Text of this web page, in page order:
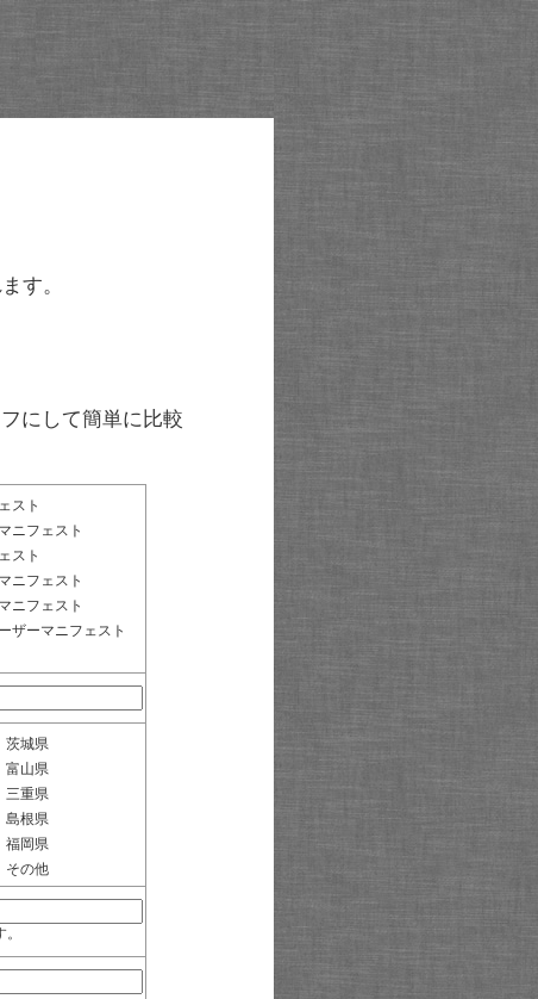
す。
にして簡単に比較
スト
ニフェスト
スト
ニフェスト
ニフェスト
ザーマニフェスト
茨城県
富山県
三重県
島根県
福岡県
その他